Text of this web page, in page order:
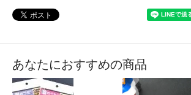
あなたにおすすめの商品